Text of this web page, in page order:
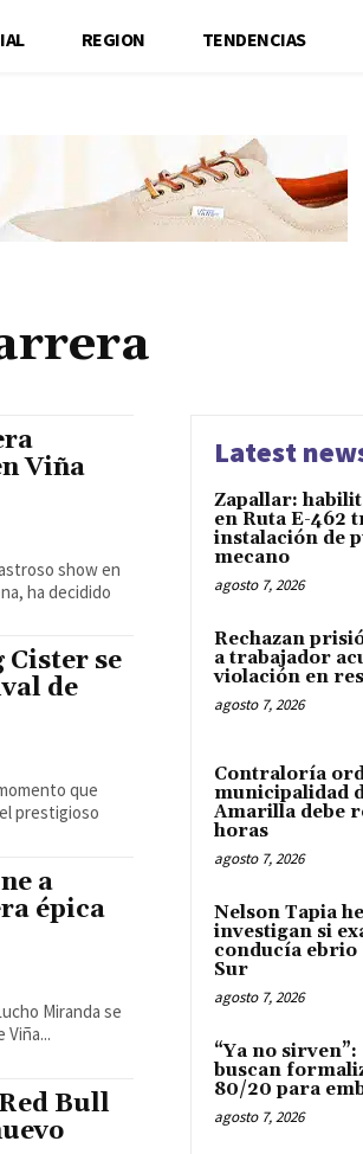
REGION TENDENCIAS
Viña
show en
ha decidido
Cister se
de
que
prestigioso
a
épica
Miranda se
Bull
Latest
Zapallar:
en Ruta E-462
instalación de
mecano
agosto 7, 2026
Rechazan
a trabajador
violación en
agosto 7, 2026
Contraloría
municipalidad
Amarilla debe
horas
agosto 7, 2026
Nelson Tapia
investigan si
conducía ebrio
Sur
agosto 7, 2026
“Ya no
buscan
80/20 para
agosto 7, 2026